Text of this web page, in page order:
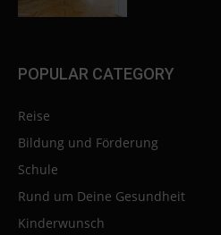
POPULAR CATEGORY
Reise
Bildung und Förderung
Schule
Rund um Deine Gesundheit
Kinderwunsch